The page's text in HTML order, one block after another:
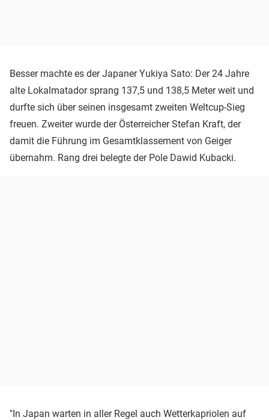
Besser machte es der Japaner Yukiya Sato: Der 24 Jahre
alte Lokalmatador sprang 137,5 und 138,5 Meter weit und
durfte sich über seinen insgesamt zweiten Weltcup-Sieg
freuen. Zweiter wurde der Österreicher Stefan Kraft, der
damit die Führung im Gesamtklassement von Geiger
übernahm. Rang drei belegte der Pole Dawid Kubacki.
"In Japan warten in aller Regel auch Wetterkapriolen auf